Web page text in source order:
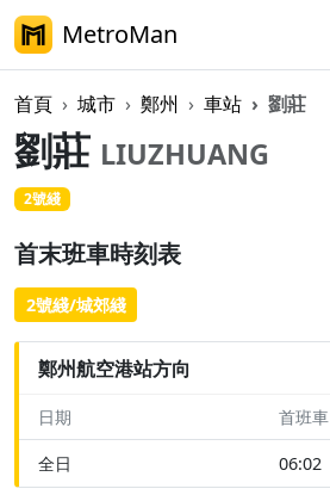
MetroMan
首頁 城市 鄭州 車站 劉莊
劉莊 LIUZHUANG
2號綫
首末班車時刻表
2號綫/城郊綫
鄭州航空港站方向
日期 首班車
全日 06:02